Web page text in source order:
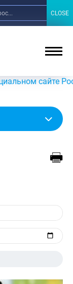
CLOSE
CLOSE